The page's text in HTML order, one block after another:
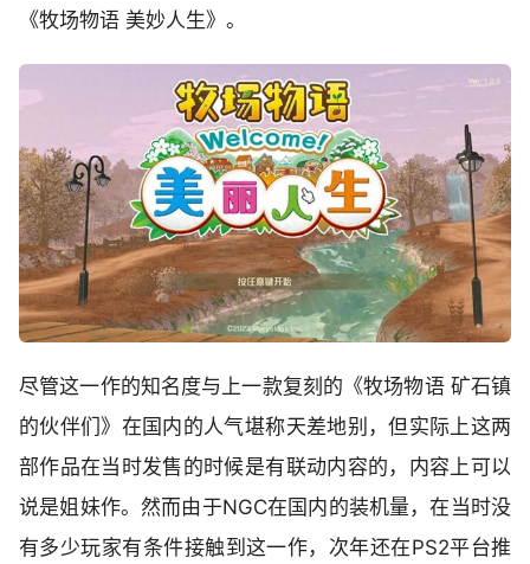
《牧场物语 美妙人生》。
尽管这一作的知名度与上一款复刻的《牧场物语 矿石镇
的伙伴们》在国内的人气堪称天差地别，但实际上这两
部作品在当时发售的时候是有联动内容的，内容上可以
说是姐妹作。然而由于NGC在国内的装机量，在当时没
有多少玩家有条件接触到这一作，次年还在PS2平台推